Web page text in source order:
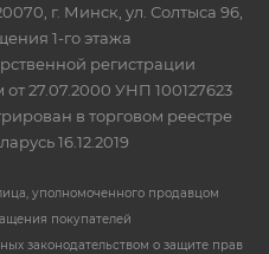
г. Минск, ул. Солтыса 96,
1-го этажа
регистрации
27.07.2000 УНП 100127623
в торговом реестре
16.12.2019
уполномоченного продавцом
покупателей
законодательством о защите прав